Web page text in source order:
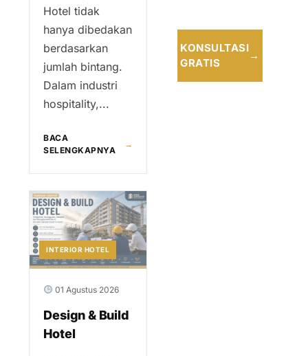
Hotel tidak
hanya dibedakan
berdasarkan
jumlah bintang.
Dalam industri
hospitality,...
BACA
SELENGKAPNYA
→
INTERIOR HOTEL
01 Agustus 2026
Design & Build
Hotel
KONSULTASI
GRATIS
→